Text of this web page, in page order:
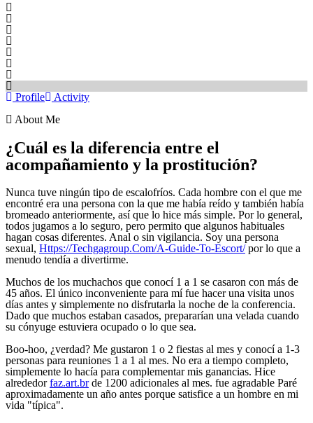
Profile
Activity
About Me
¿Cuál es la diferencia entre el
acompañamiento y la prostitución?
Nunca tuve ningún tipo de escalofríos. Cada hombre con el que me
encontré era una persona con la que me había reído y también había
bromeado anteriormente, así que lo hice más simple. Por lo general,
todos jugamos a lo seguro, pero permito que algunos habituales
hagan cosas diferentes. Anal o sin vigilancia. Soy una persona
sexual, Https://Techgagroup.Com/A-Guide-To-Escort/por lo que a
menudo tendía a divertirme.
Muchos de los muchachos que conocí 1 a 1 se casaron con más de
45 años. El único inconveniente para mí fue hacer una visita unos
días antes y simplemente no disfrutarla la noche de la conferencia.
Dado que muchos estaban casados, prepararían una velada cuando
su cónyuge estuviera ocupado o lo que sea.
Boo-hoo, ¿verdad? Me gustaron 1 o 2 fiestas al mes y conocí a 1-3
personas para reuniones 1 a 1 al mes. No era a tiempo completo,
simplemente lo hacía para complementar mis ganancias. Hice
alrededorfaz.art.brde 1200 adicionales al mes. fue agradable Paré
aproximadamente un año antes porque satisfice a un hombre en mi
vida "típica".